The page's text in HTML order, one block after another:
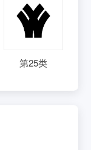
第25类